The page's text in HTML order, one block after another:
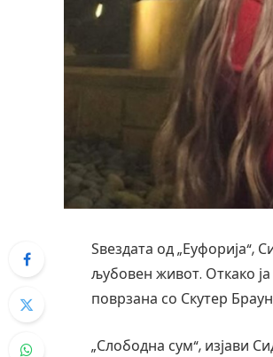
Ѕвездата од „Еуфорија“,
љубовен живот. Откако
поврзана со Скутер
„Слободна сум“, изјави